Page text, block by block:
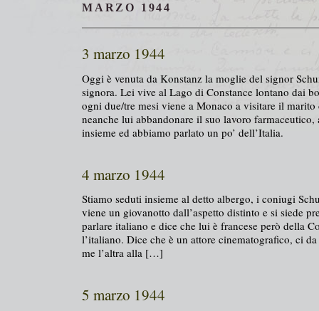
MARZO 1944
3 marzo 1944
Oggi è venuta da Konstanz la moglie del signor
signora. Lei vive al Lago di Constance lontano dai
ogni due/tre mesi viene a Monaco a visitare il marito
neanche lui abbandonare il suo lavoro
insieme ed abbiamo parlato un po’ dell’Italia.
4 marzo 1944
Stiamo seduti insieme al detto albergo, i coniugi
viene un giovanotto dall’aspetto distinto e si siede
parlare italiano e dice che lui è francese però della
l’italiano. Dice che è un attore cinematografico, ci
me l’altra alla […]
5 marzo 1944